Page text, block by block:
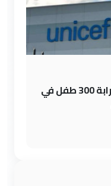
اليونيسف توثق استشهاد قرابة 300 طفل في